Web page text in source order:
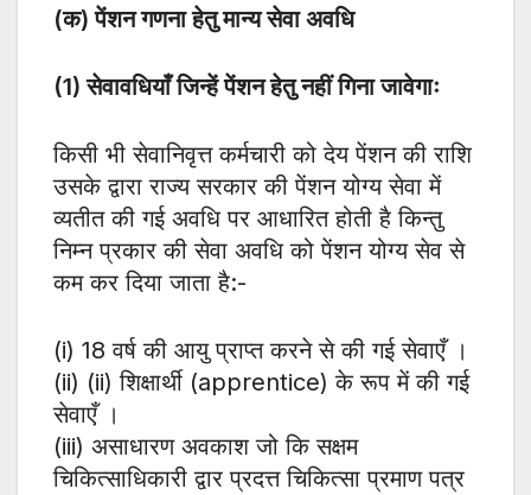
(क) पेंशन गणना हेतु मान्य सेवा अवधि
(1) सेवावधियाँ जिन्हें पेंशन हेतु नहीं गिना जावेगाः
किसी भी सेवानिवृत्त कर्मचारी को देय पेंशन की राशि
उसके द्वारा राज्य सरकार की पेंशन योग्य सेवा में
व्यतीत की गई अवधि पर आधारित होती है किन्तु
निम्न प्रकार की सेवा अवधि को पेंशन योग्य सेव से
कम कर दिया जाता है:-
(i) 18 वर्ष की आयु प्राप्त करने से की गई सेवाएँ ।
(ii) (ii) शिक्षार्थी (apprentice) के रूप में की गई
सेवाएँ ।
(iii) असाधारण अवकाश जो कि सक्षम
चिकित्साधिकारी द्वार प्रदत्त चिकित्सा प्रमाण पत्र